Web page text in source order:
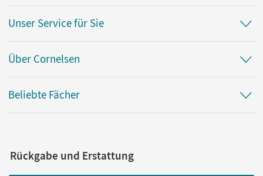
Unser Service für Sie
Über Cornelsen
Beliebte Fächer
Rückgabe und Erstattung